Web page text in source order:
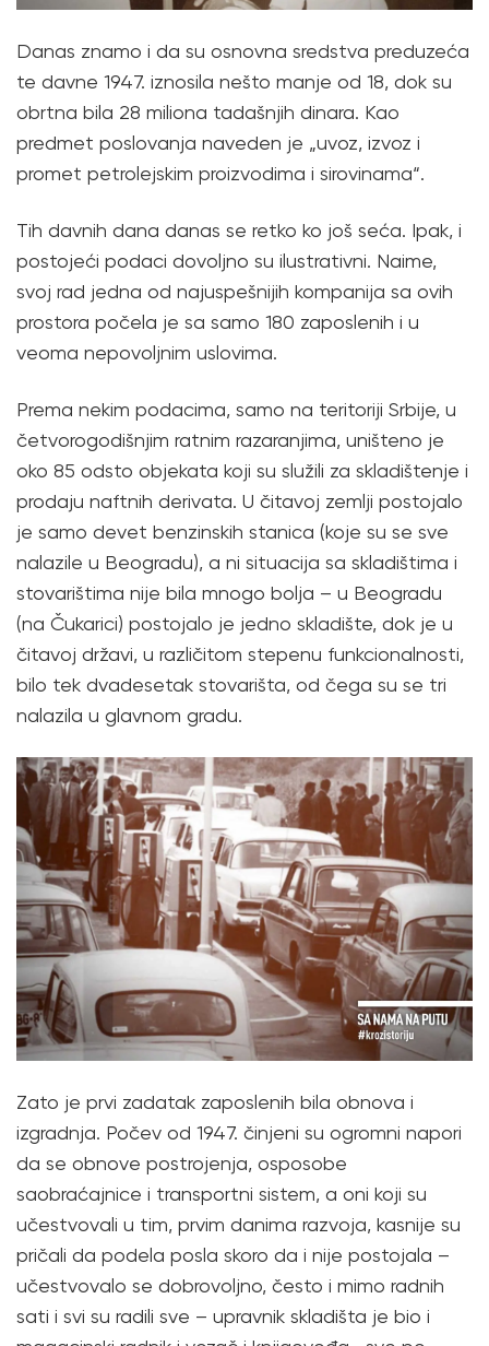
Danas znamo i da su osnovna sredstva preduzeća
te davne 1947. iznosila nešto manje od 18, dok su
obrtna bila 28 miliona tadašnjih dinara. Kao
predmet poslovanja naveden je „uvoz, izvoz i
promet petrolejskim proizvodima i sirovinama“.
Tih davnih dana danas se retko ko još seća. Ipak, i
postojeći podaci dovoljno su ilustrativni. Naime,
svoj rad jedna od najuspešnijih kompanija sa ovih
prostora počela je sa samo 180 zaposlenih i u
veoma nepovoljnim uslovima.
Prema nekim podacima, samo na teritoriji Srbije, u
četvorogodišnjim ratnim razaranjima, uništeno je
oko 85 odsto objekata koji su služili za skladištenje i
prodaju naftnih derivata. U čitavoj zemlji postojalo
je samo devet benzinskih stanica (koje su se sve
nalazile u Beogradu), a ni situacija sa skladištima i
stovarištima nije bila mnogo bolja – u Beogradu
(na Čukarici) postojalo je jedno skladište, dok je u
čitavoj državi, u različitom stepenu funkcionalnosti,
bilo tek dvadesetak stovarišta, od čega su se tri
nalazila u glavnom gradu.
Zato je prvi zadatak zaposlenih bila obnova i
izgradnja. Počev od 1947. činjeni su ogromni napori
da se obnove postrojenja, osposobe
saobraćajnice i transportni sistem, a oni koji su
učestvovali u tim, prvim danima razvoja, kasnije su
pričali da podela posla skoro da i nije postojala –
učestvovalo se dobrovoljno, često i mimo radnih
sati i svi su radili sve – upravnik skladišta je bio i